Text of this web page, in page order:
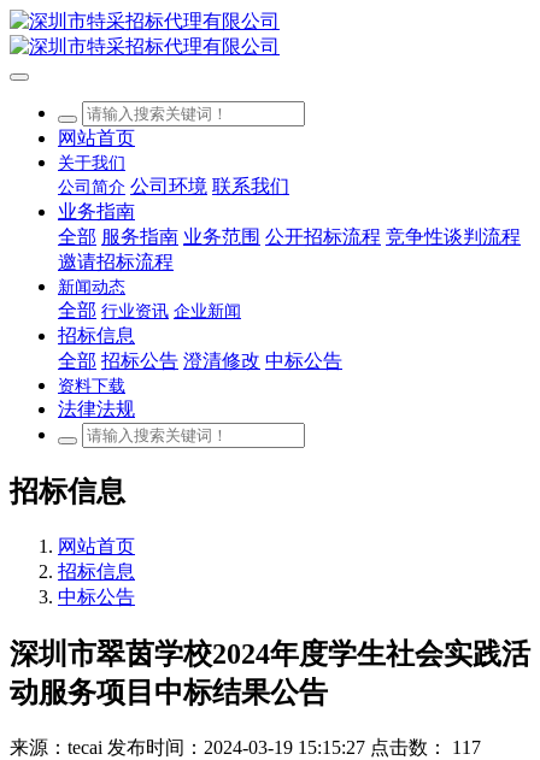
网站首页
关于我们
公司简介 公司环境 联系我们
业务指南
全部 服务指南 业务范围 公开招标流程 竞争性谈判流程
邀请招标流程
新闻动态
全部 行业资讯 企业新闻
招标信息
全部 招标公告 澄清修改 中标公告
资料下载
法律法规
招标信息
网站首页
招标信息
中标公告
深圳市翠茵学校2024年度学生社会实践活
动服务项目中标结果公告
来源：tecai 发布时间：2024-03-19 15:15:27 点击数： 117